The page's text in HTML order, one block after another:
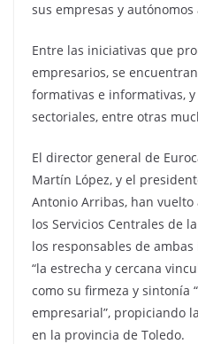
sus empresas y autónomos
Entre las iniciativas que
empresarios, se
formativas e informativas,
sectoriales, entre otras
El director general de
Martín López, y el
Antonio Arribas, han
los Servicios Centrales de
los responsables de
“la estrecha y cercana
como su firmeza y sintonía
empresarial”, propiciando
en la provincia de Toledo.